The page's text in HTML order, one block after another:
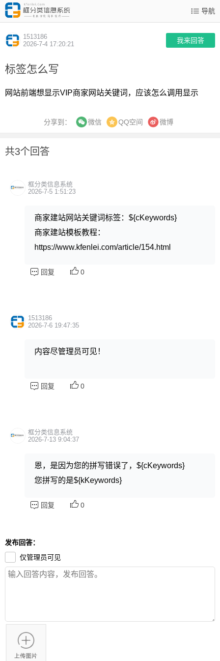
导航
1513186
2026-7-4 17:20:21
我来回答
标签怎么写
网站前端想显示VIP商家网站关键词，应该怎么调用显示
分享到： 微信 QQ空间 微博
共3个回答
框分类信息系统
2026-7-5 1:51:23
商家建站网站关键词标签：${cKeywords}
商家建站模板教程：
https://www.kfenlei.com/article/154.html
回复 0
1513186
2026-7-6 19:47:35
内容尽管理员可见！
回复 0
框分类信息系统
2026-7-13 9:04:37
恩，是因为您的拼写错误了，${cKeywords}
您拼写的是${kKeywords}
回复 0
发布回答：
仅管理员可见